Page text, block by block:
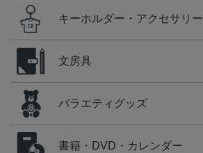
キーホルダー・アクセサリー
文房具
バラエティグッズ
書籍・DVD・カレンダー